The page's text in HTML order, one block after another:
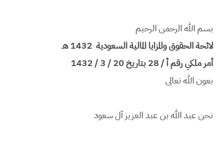
بسم الله الرحمن الرحيم
لائحة الحقوق والمزايا المالية السعودية 1432 هـ
أمر ملكي رقم أ / 28 بتاريخ 20 / 3 / 1432
بعون الله تعالى
نحن عبد الله بن عبد العزيز آل سعود